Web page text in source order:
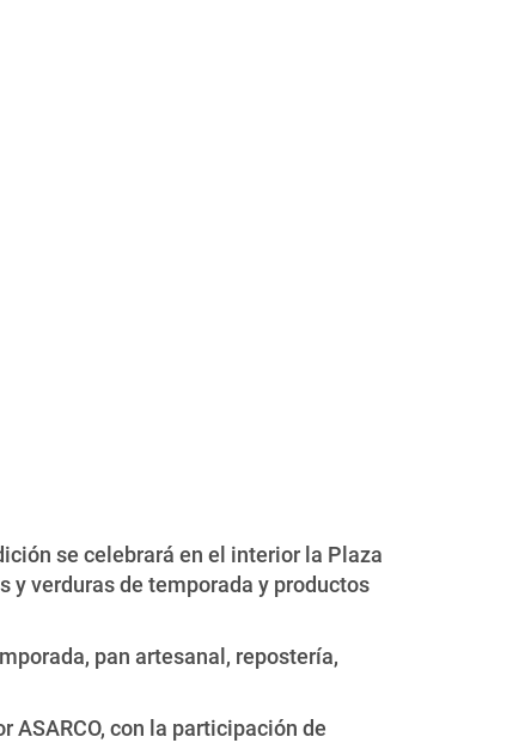
se celebrará en el interior la Plaza
y verduras de temporada y productos
pan artesanal, repostería,
ASARCO, con la participación de